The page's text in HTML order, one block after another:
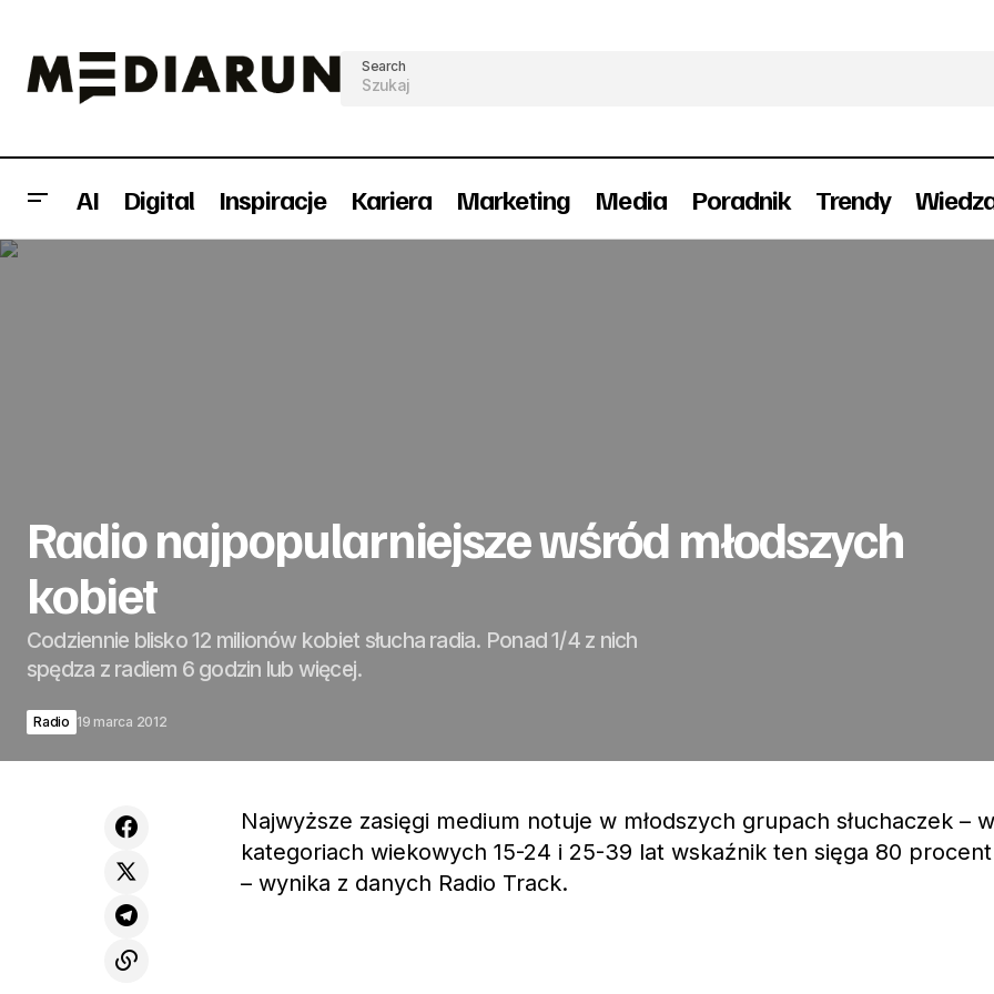
Search
AI Digital Inspiracje Kariera Marketing Media Poradnik Trendy
Radio najpopularniejsze wśród młodszych
kobiet
Codziennie blisko 12 milionów kobiet słucha radia. Ponad 1/4 z nich
spędza z radiem 6 godzin lub więcej.
Radio 19 marca 2012
Najwyższe zasięgi medium notuje w młodszych grupach słuchaczek – w
kategoriach wiekowych 15-24 i 25-39 lat wskaźnik ten sięga 80 procent
– wynika z danych Radio Track.